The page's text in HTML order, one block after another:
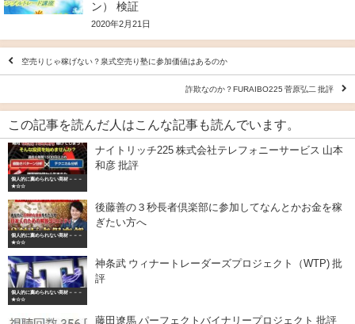
ン） 検証
2020年2月21日
空売りじゃ稼げない？泉式空売り塾に参加価値はあるのか
詐欺なのか？FURAIBO225 菅原弘二 批評
この記事を読んだ人はこんな記事も読んでいます。
個人的に薦められない商材－－－
★☆☆
ナイトリッチ225 株式会社テレフォニーサービス 山本
和彦 批評
個人的に薦められない商材－－－
★☆☆
後藤善の３秒長者倶楽部に参加してなんとかお金を稼
ぎたい方へ
個人的に薦められない商材－－－
★☆☆
神条武 ウィナートレーダーズプロジェクト（WTP) 批
評
藤田遼馬 パーフェクトバイナリープロジェクト 批評